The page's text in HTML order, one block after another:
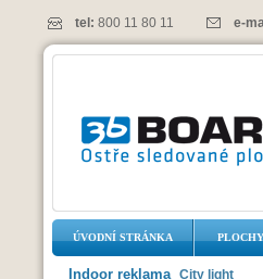
tel: 800 11 80 11 e-
ÚVODNÍ STRÁNKA
Indoor reklama City light